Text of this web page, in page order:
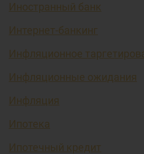
Иностранный банк
Интернет-банкинг
Инфляционное
Инфляционные ожидания
Инфляция
Ипотека
Ипотечный кредит